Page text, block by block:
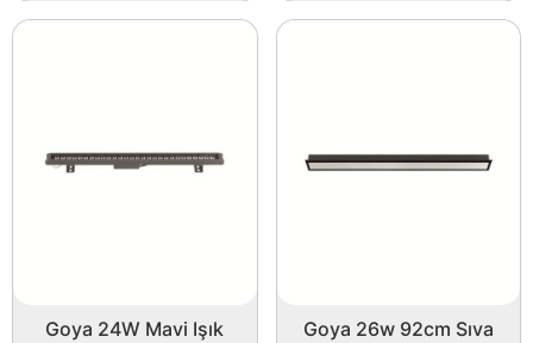
Goya 24W Mavi Işık
Goya 26w 92cm Sıva